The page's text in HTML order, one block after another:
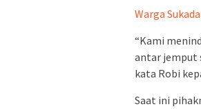
Warga
“Kami
antar jemput
kata Robi
Saat ini